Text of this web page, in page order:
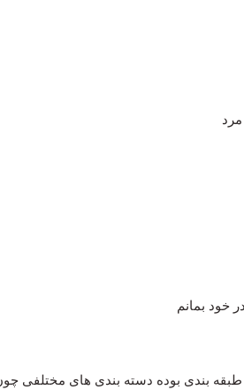
خود بمانم
بندی بوده دسته بندی های مختلفی